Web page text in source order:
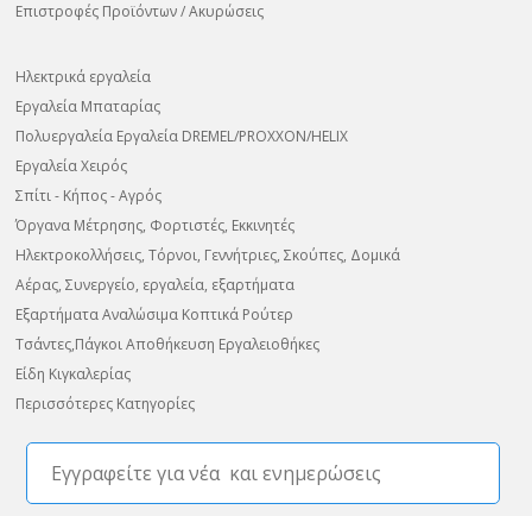
Επιστροφές Προϊόντων / Ακυρώσεις
Ηλεκτρικά εργαλεία
Εργαλεία Μπαταρίας
Πολυεργαλεία Εργαλεία DREMEL/PROXXON/HELIX
Εργαλεία Χειρός
Σπίτι - Κήπος - Αγρός
Όργανα Μέτρησης, Φορτιστές, Εκκινητές
Ηλεκτροκολλήσεις, Τόρνοι, Γεννήτριες, Σκούπες, Δομικά
Αέρας, Συνεργείο, εργαλεία, εξαρτήματα
Εξαρτήματα Αναλώσιμα Κοπτικά Ρούτερ
Τσάντες,Πάγκοι Αποθήκευση Εργαλειοθήκες
Είδη Κιγκαλερίας
Περισσότερες Κατηγορίες